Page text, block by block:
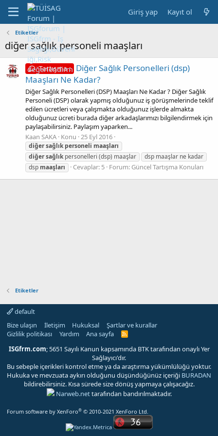
Giriş yap Kayıt ol
Etiketler
diğer sağlık personeli maaşları
Tartışma : Diğer Sağlık Personelleri (dsp)
Maaşları Ne Kadar?
Diğer Sağlık Personelleri (DSP) Maaşları Ne Kadar ? Diğer Sağlık
Personeli (DSP) olarak yapmış olduğunuz iş görüşmelerinde teklif
edilen ücretleri veya çalışmakta olduğunuz işlerde almakta
olduğunuz ücreti burada diğer arkadaşlarımızı bilgilendirmek için
paylaşabilirsiniz. Paylaşım yaparken...
Kaan SAKA Konu 25 Eyl 2016
diğersağlık personeli maaşları
diğersağlık personelleri (dsp) maaşlar
dsp maaşlar ne kadar
dsp maaşları Cevaplar: 5 Forum: Güncel Tartışma Konuları
Etiketler
default
Bize ulaşın
İletişim Hukuksal
Şartlar ve kurallar
Gizlilik politikası
Yardım Ana sayfa
R
S
ISGfrm.com; 5651 Sayılı Kanun kapsamında BTK tarafından onaylı Yer
Sağlayıcı'dır.
Bu sebeple içerikleri kontrol etme ya da araştırma yükümlülüğü yoktur.
Hukuka ve mevzuata aykırı olduğunu düşündüğünüz içeriği BURADAN
bildirebilirsiniz. Kısa sürede size dönüş yapmaya çalışacağız.
Narweb.nettarafından barıdırılmaktadır.
Forum software by XenForo® © 2010-2021 XenForo Ltd.